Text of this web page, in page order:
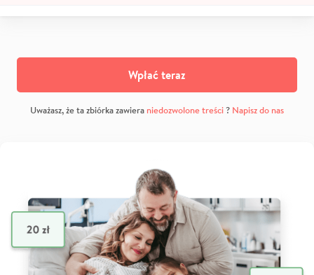
Wpłać teraz
Uważasz, że ta zbiórka zawiera niedozwolone treści? Napisz do nas